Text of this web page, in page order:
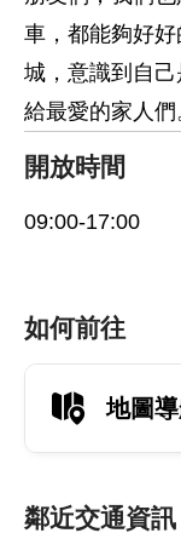
車，都能夠好
城，意識到自
給最愛的家人們
開放時間
09:00-17:00
如何前往
地圖
鄰近交通資訊